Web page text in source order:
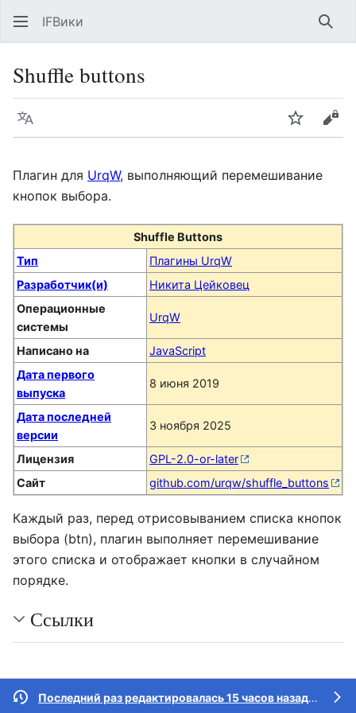
IFВики
Shuffle buttons
Язык Следить
Плагин для UrqW, выполняющий перемешивание
кнопок выбора.
Shuffle Buttons
Тип
Плагины UrqW
Разработчик(и)
Никита Цейковец
Операционные
системы
UrqW
Написано на
JavaScript
Дата первого
выпуска
8 июня 2019
Дата последней
версии
3 ноября 2025
Лицензия
GPL-2.0-or-later
Сайт
github.com/urqw/shuffle_buttons
Каждый раз, перед отрисовыванием списка кнопок
выбора (btn), плагин выполняет перемешивание
этого списка и отображает кнопки в случайном
порядке.
Ссылки
Последний раз редактировалась 15 часов назад